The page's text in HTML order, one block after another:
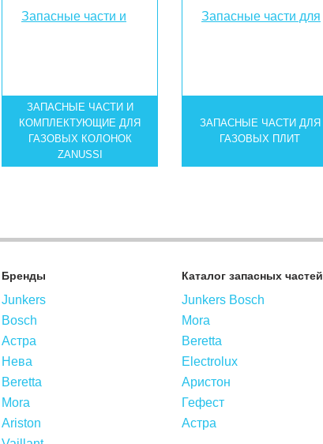
ЗАПАСНЫЕ ЧАСТИ И
КОМПЛЕКТУЮЩИЕ ДЛЯ
ГАЗОВЫХ КОЛОНОК
ZANUSSI
ЗАПАСНЫЕ ЧАСТИ ДЛЯ
ГАЗОВЫХ ПЛИТ
Бренды
Junkers
Bosch
Астра
Нева
Beretta
Mora
Ariston
Каталог запасных частей
Junkers Bosch
Mora
Beretta
Electrolux
Аристон
Гефест
Астра